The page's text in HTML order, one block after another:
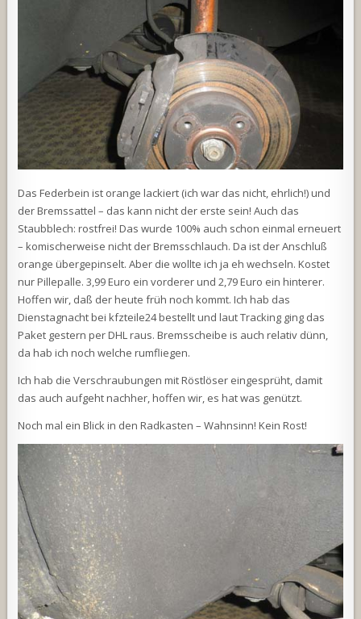
Das Federbein ist orange lackiert (ich war das nicht, ehrlich!) und
der Bremssattel – das kann nicht der erste sein! Auch das
Staubblech: rostfrei! Das wurde 100% auch schon einmal erneuert
– komischerweise nicht der Bremsschlauch. Da ist der Anschluß
orange übergepinselt. Aber die wollte ich ja eh wechseln. Kostet
nur Pillepalle. 3,99 Euro ein vorderer und 2,79 Euro ein hinterer.
Hoffen wir, daß der heute früh noch kommt. Ich hab das
Dienstagnacht bei kfzteile24 bestellt und laut Tracking ging das
Paket gestern per DHL raus. Bremsscheibe is auch relativ dünn,
da hab ich noch welche rumfliegen.
Ich hab die Verschraubungen mit Röstlöser eingesprüht, damit
das auch aufgeht nachher, hoffen wir, es hat was genützt.
Noch mal ein Blick in den Radkasten – Wahnsinn! Kein Rost!